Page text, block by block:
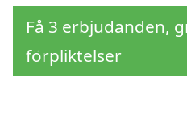
Få 3 erbjudanden,
förpliktelser